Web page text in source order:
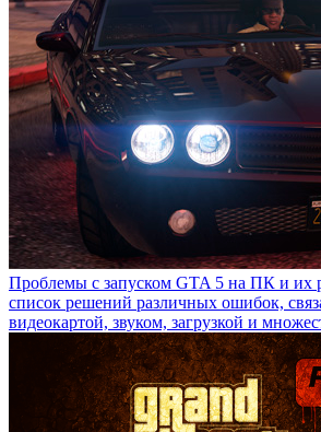
Проблемы с запуском GTA 5 на ПК и их
список решений различных ошибок,
видеокартой, звуком, загрузкой и